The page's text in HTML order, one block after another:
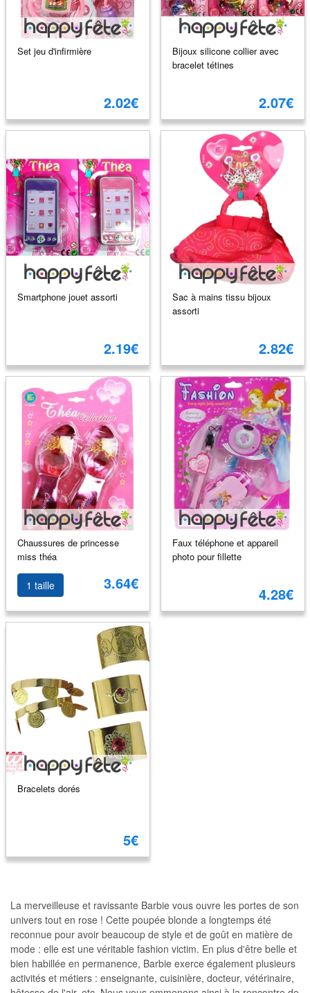
Set jeu d'infirmière
2.02€
Bijoux silicone collier avec
bracelet tétines
2.07€
Smartphone jouet assorti
2.19€
Sac à mains tissu bijoux
assorti
2.82€
Chaussures de princesse
miss théa
1 taille 3.64€
Faux téléphone et appareil
photo pour fillette
4.28€
Bracelets dorés
5€
La merveilleuse et ravissante Barbie vous ouvre les portes de son
univers tout en rose ! Cette poupée blonde a longtemps été
reconnue pour avoir beaucoup de style et de goût en matière de
mode : elle est une véritable fashion victim. En plus d'être belle et
bien habillée en permanence, Barbie exerce également plusieurs
activités et métiers : enseignante, cuisinière, docteur, vétérinaire,